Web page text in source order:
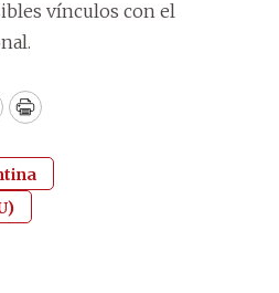
vínculos con el
Print